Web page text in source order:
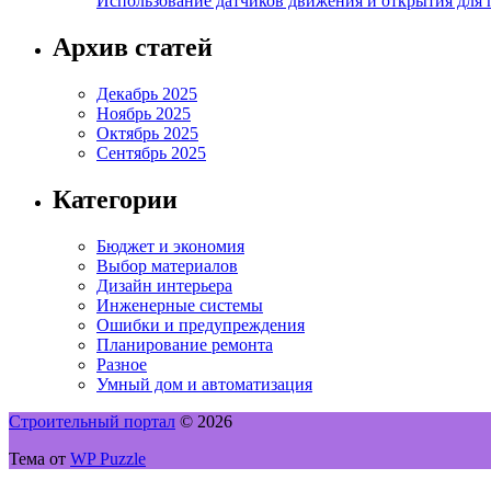
Архив статей
Декабрь 2025
Ноябрь 2025
Октябрь 2025
Сентябрь 2025
Категории
Бюджет и экономия
Выбор материалов
Дизайн интерьера
Инженерные системы
Ошибки и предупреждения
Планирование ремонта
Разное
Умный дом и автоматизация
Строительный портал © 2026
Тема от WP Puzzle